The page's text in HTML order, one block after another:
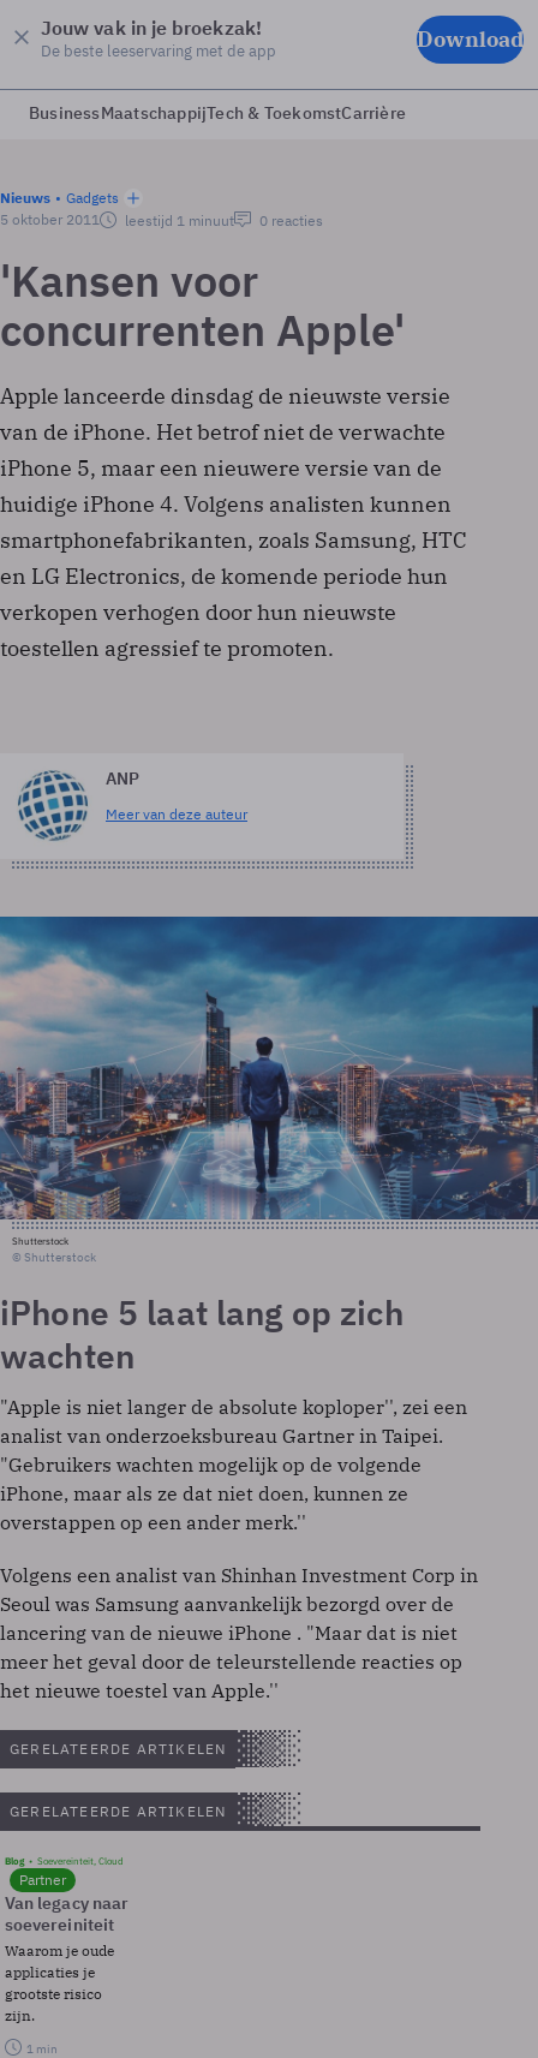
Jouw vak in je broekzak!
De beste leeservaring met de app Download
BusinessMaatschappijTech & ToekomstCarrière
Nieuws
Gadgets
5 oktober 2011
leestijd 1 minuut 0 reacties
'Kansen voor
concurrenten Apple'
Apple lanceerde dinsdag de nieuwste versie
van de iPhone. Het betrof niet de verwachte
iPhone 5, maar een nieuwere versie van de
huidige iPhone 4. Volgens analisten kunnen
smartphonefabrikanten, zoals Samsung, HTC
en LG Electronics, de komende periode hun
verkopen verhogen door hun nieuwste
toestellen agressief te promoten.
ANP
Meer van deze auteur
Shutterstock
© Shutterstock
iPhone 5 laat lang op zich
wachten
"Apple is niet langer de absolute koploper'', zei een
analist van onderzoeksbureau Gartner in Taipei.
"Gebruikers wachten mogelijk op de volgende
iPhone, maar als ze dat niet doen, kunnen ze
overstappen op een ander merk.''
Volgens een analist van Shinhan Investment Corp in
Seoul was Samsung aanvankelijk bezorgd over de
lancering van de nieuwe iPhone . "Maar dat is niet
meer het geval door de teleurstellende reacties op
het nieuwe toestel van Apple.''
GERELATEERDE ARTIKELEN
GERELATEERDE ARTIKELEN
Blog Soevereinteit, Cloud
Partner
Van legacy naar
soevereiniteit
Waarom je oude
applicaties je
grootste risico
zijn.
1 min